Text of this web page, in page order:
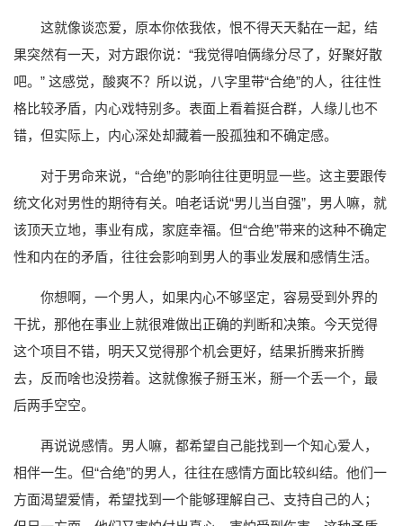
这就像谈恋爱，原本你侬我侬，恨不得天天黏在一起，结
果突然有一天，对方跟你说：“我觉得咱俩缘分尽了，好聚好散
吧。” 这感觉，酸爽不？所以说，八字里带“合绝”的人，往往性
格比较矛盾，内心戏特别多。表面上看着挺合群，人缘儿也不
错，但实际上，内心深处却藏着一股孤独和不确定感。
对于男命来说，“合绝”的影响往往更明显一些。这主要跟传
统文化对男性的期待有关。咱老话说“男儿当自强”，男人嘛，就
该顶天立地，事业有成，家庭幸福。但“合绝”带来的这种不确定
性和内在的矛盾，往往会影响到男人的事业发展和感情生活。
你想啊，一个男人，如果内心不够坚定，容易受到外界的
干扰，那他在事业上就很难做出正确的判断和决策。今天觉得
这个项目不错，明天又觉得那个机会更好，结果折腾来折腾
去，反而啥也没捞着。这就像猴子掰玉米，掰一个丢一个，最
后两手空空。
再说说感情。男人嘛，都希望自己能找到一个知心爱人，
相伴一生。但“合绝”的男人，往往在感情方面比较纠结。他们一
方面渴望爱情，希望找到一个能够理解自己、支持自己的人；